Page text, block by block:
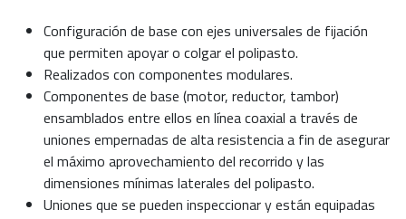
Configuración de base con ejes universales de fijación
que permiten apoyar o colgar el polipasto.
Realizados con componentes modulares.
Componentes de base (motor, reductor, tambor)
ensamblados entre ellos en línea coaxial a través de
uniones empernadas de alta resistencia a fin de asegurar
el máximo aprovechamiento del recorrido y las
dimensiones mínimas laterales del polipasto.
Uniones que se pueden inspeccionar y están equipadas